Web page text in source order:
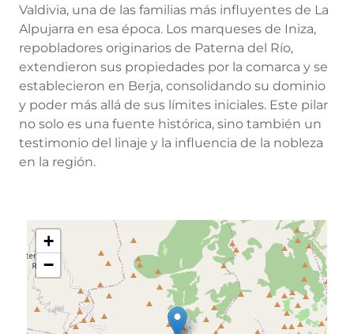
Valdivia, una de las familias más influyentes de La
Alpujarra en esa época. Los marqueses de Iniza,
repobladores originarios de Paterna del Río,
extendieron sus propiedades por la comarca y se
establecieron en Berja, consolidando su dominio
y poder más allá de sus límites iniciales. Este pilar
no solo es una fuente histórica, sino también un
testimonio del linaje y la influencia de la nobleza
en la región.
+
−